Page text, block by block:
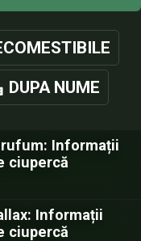
DUPA NUME
Informații
ciupercă
Informații
ciupercă